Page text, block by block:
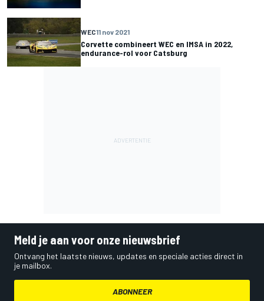
WEC11 nov 2021
Corvette combineert WEC en IMSA in 2022,
endurance-rol voor Catsburg
Meld je aan voor onze nieuwsbrief
Ontvang het laatste nieuws, updates en speciale acties direct in
je mailbox.
ABONNEER